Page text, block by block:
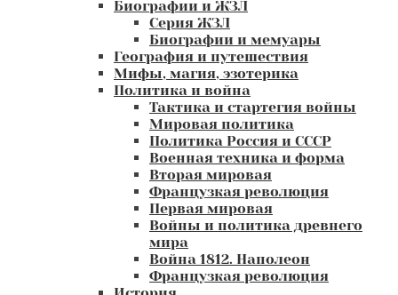
Биографии и ЖЗЛ
Серия ЖЗЛ
Биографии и мемуары
География и путешествия
Мифы, магия, эзотерика
Политика и война
Тактика и стартегия войны
Мировая политика
Политика Россия и СССР
Военная техника и форма
Вторая мировая
Французкая революция
Первая мировая
Войны и политика древнего
мира
Война 1812. Наполеон
Французкая революция